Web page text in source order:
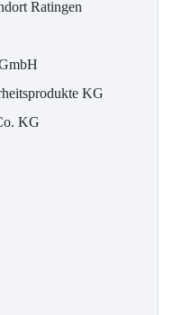
Ratingen
KG
KG